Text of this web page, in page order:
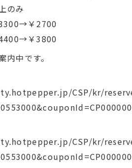
のみ
￥2700
￥3800
内中です。
CSP/kr/
CSP/kr/